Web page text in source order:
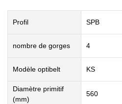
Profil SPB
nombre de gorges 4
Modèle optibelt KS
Diamètre primitif
(mm)
560